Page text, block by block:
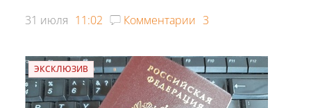
31 июля 11:02 Комментарии 3
ЭКСКЛЮЗИВ